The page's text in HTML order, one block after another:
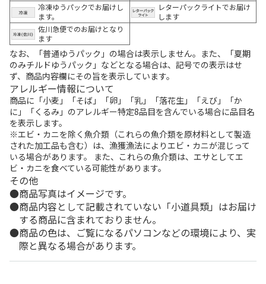
冷凍ゆうパックでお届けし
ます。
レターパックライトでお届け
します
佐川急便でのお届けとなり
ます
なお、「普通ゆうパック」の場合は表示しません。また、「夏期
のみチルドゆうパック」などとなる場合は、記号での表示はせ
ず、商品内容欄にその旨を表示しています。
アレルギー情報について
商品に「小麦」「そば」「卵」「乳」「落花生」「えび」「か
に」「くるみ」のアレルギー特定8品目を含んでいる場合に品目名
を表示します。
※エビ・カニを除く魚介類（これらの魚介類を原材料として製造
された加工品も含む）は、漁獲漁法によりエビ・カニが混じって
いる場合があります。 また、これらの魚介類は、エサとしてエ
ビ・カニを食べている可能性があります。
その他
商品写真はイメージです。
商品内容として記載されていない「小道具類」はお届け
する商品に含まれておりません。
商品の色は、ご覧になるパソコンなどの環境により、実
際と異なる場合があります。